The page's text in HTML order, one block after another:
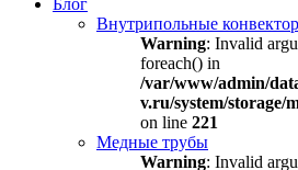
Блог
Внутрипольные
Warning: Invalid
foreach() in
/var/www/admin/
v.ru/system/storage/
on line 221
Медные трубы
Warning: Invalid